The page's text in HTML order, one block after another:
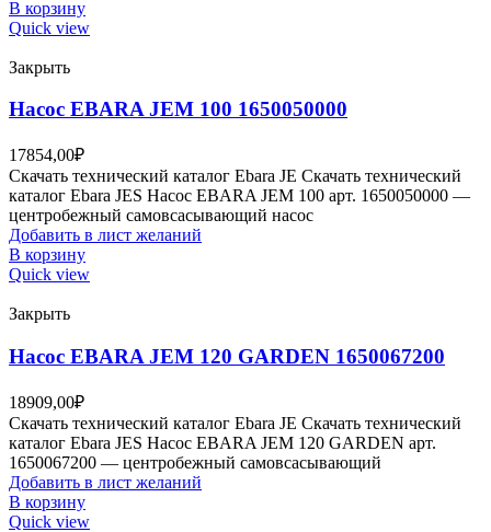
В корзину
Quick view
Закрыть
Насос EBARA JEM 100 1650050000
17854,00₽
Скачать технический каталог Ebara JE Скачать технический
каталог Ebara JES Насос EBARA JEM 100 арт. 1650050000 —
центробежный самовсасывающий насос
Добавить в лист желаний
В корзину
Quick view
Закрыть
Насос EBARA JEM 120 GARDEN 1650067200
18909,00₽
Скачать технический каталог Ebara JE Скачать технический
каталог Ebara JES Насос EBARA JEM 120 GARDEN арт.
1650067200 — центробежный самовсасывающий
Добавить в лист желаний
В корзину
Quick view